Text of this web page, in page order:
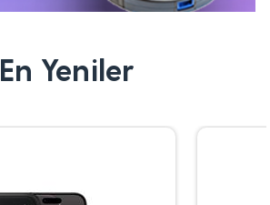
En Yeniler